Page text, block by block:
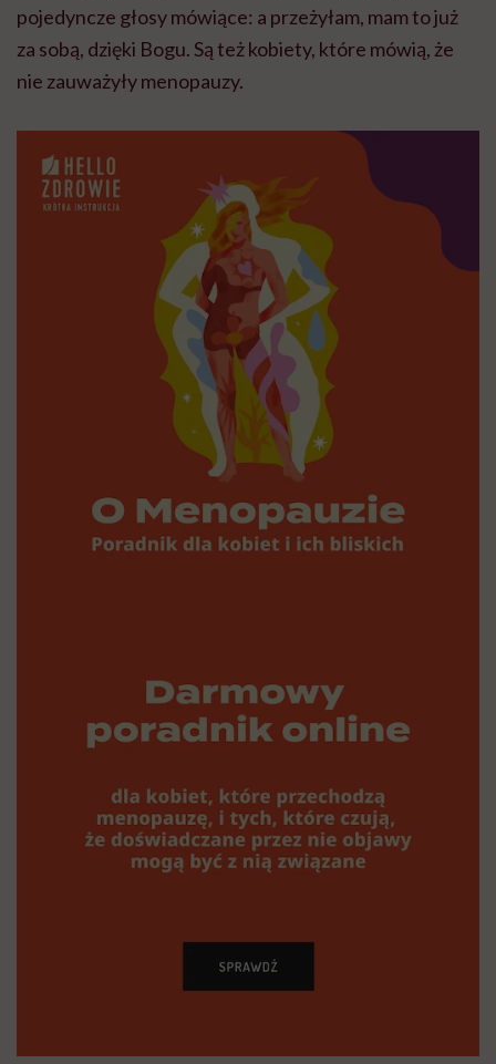
pojedyncze głosy mówiące: a przeżyłam, mam to już
za sobą, dzięki Bogu. Są też kobiety, które mówią, że
nie zauważyły menopauzy.